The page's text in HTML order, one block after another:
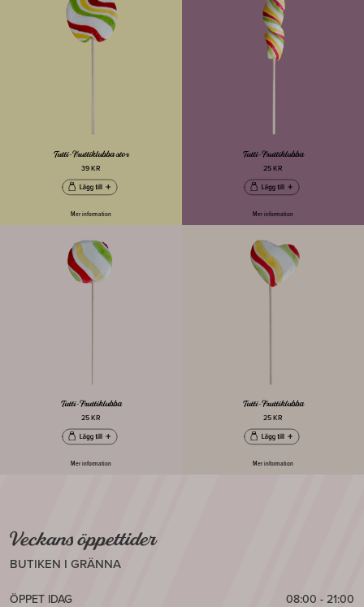
Tutti-Fruttiklubba stor
39 KR
Mer information
Tutti-Fruttiklubba
25 KR
Mer information
Tutti-Fruttiklubba
25 KR
Mer information
Tutti-Fruttiklubba
25 KR
Mer information
Veckans öppettider
BUTIKEN I GRÄNNA
ÖPPET IDAG
08:00 - 21:00